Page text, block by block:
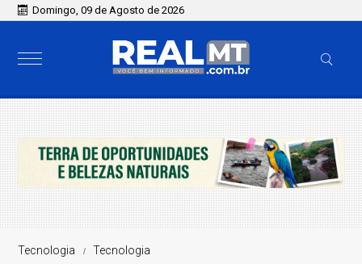
Domingo, 09 de Agosto de 2026
Tecnologia Tecnologia